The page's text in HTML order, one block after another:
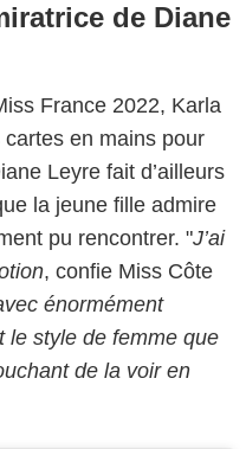
de Diane
France 2022, Karla
en mains pour
Leyre fait d’ailleurs
la jeune fille admire
pu rencontrer. "J’ai
, confie Miss Côte
énormément
le style de femme que
de la voir en